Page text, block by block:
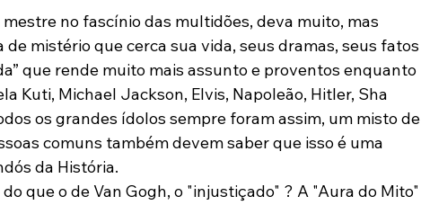
no fascínio das multidões, deva muito, mas
mistério que cerca sua vida, seus dramas, seus fatos
que rende muito mais assunto e proventos enquanto
Kuti, Michael Jackson, Elvis, Napoleão, Hitler, Sha
os grandes ídolos sempre foram assim, um misto de
comuns também devem saber que isso é uma
da História.
que o de Van Gogh, o "injustiçado" ? A "Aura do Mito"